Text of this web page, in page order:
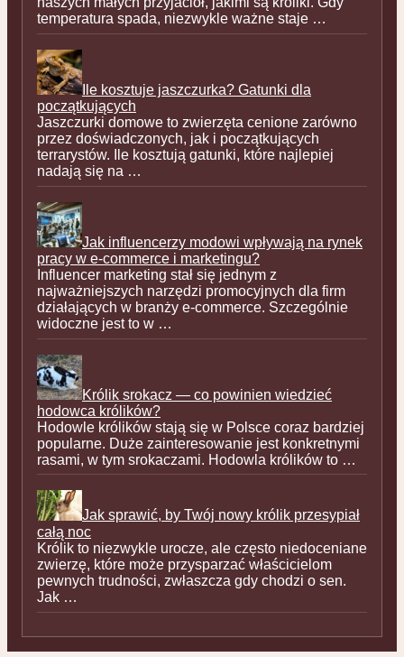
temperatura spada, niezwykle ważne staje …
Ile kosztuje jaszczurka? Gatunki dla
początkujących
Jaszczurki domowe to zwierzęta cenione zarówno
przez doświadczonych, jak i początkujących
terrarystów. Ile kosztują gatunki, które najlepiej
nadają się na …
Jak influencerzy modowi wpływają na rynek
pracy w e-commerce i marketingu?
Influencer marketing stał się jednym z
najważniejszych narzędzi promocyjnych dla firm
działających w branży e-commerce. Szczególnie
widoczne jest to w …
Królik srokacz — co powinien wiedzieć
hodowca królików?
Hodowle królików stają się w Polsce coraz bardziej
popularne. Duże zainteresowanie jest konkretnymi
rasami, w tym srokaczami. Hodowla królików to …
Jak sprawić, by Twój nowy królik przesypiał
całą noc
Królik to niezwykle urocze, ale często niedoceniane
zwierzę, które może przysparzać właścicielom
pewnych trudności, zwłaszcza gdy chodzi o sen.
Jak …